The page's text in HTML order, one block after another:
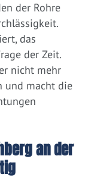
der Rohre
das
der Zeit.
nicht mehr
und macht die
an der